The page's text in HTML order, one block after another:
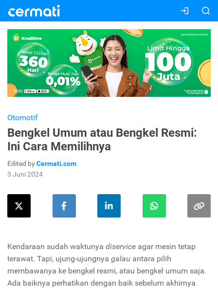
Otomotif
Bengkel Umum atau Bengkel Resmi:
Ini Cara Memilihnya
Edited byCermati.com
3 Juni 2024
Kendaraan sudah waktunya diservice agar mesin tetap
terawat. Tapi, ujung-ujungnya galau antara pilih
membawanya ke bengkel resmi, atau bengkel umum saja.
Ada baiknya perhatikan dengan baik sebelum akhirnya